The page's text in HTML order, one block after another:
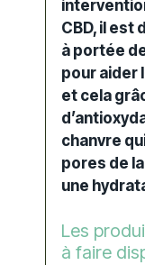
CBD, il est
à portée
pour aider
et cela
chanvre
pores de
une
Les
à faire